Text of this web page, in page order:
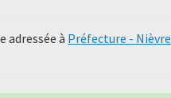
adressée à Préfecture - Nièvre